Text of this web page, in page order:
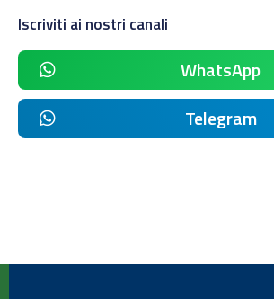
Iscriviti ai nostri canali
WhatsApp
Telegram